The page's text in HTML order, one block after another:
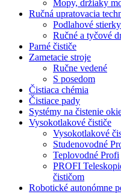
Mopy, držiaky
Ručná upratovacia
Podlahové stierky
Ručné a tyčové
Parné čističe
Zametacie stroje
Ručne vedené
S posedom
Čistiaca chémia
Čistiace pady
Systémy na čistenie
Vysokotlakové čističe
Vysokotlakové
Studenovodné
Teplovodné Profi
PROFI
čističom
Robotické autonómne